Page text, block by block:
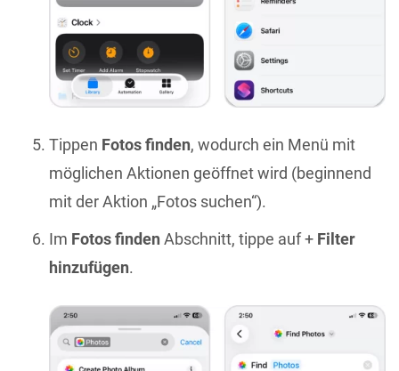
Tippen Fotos finden, wodurch ein Menü mit
möglichen Aktionen geöffnet wird (beginnend
mit der Aktion „Fotos suchen“).
Im Fotos finden Abschnitt, tippe auf + Filter
hinzufügen.